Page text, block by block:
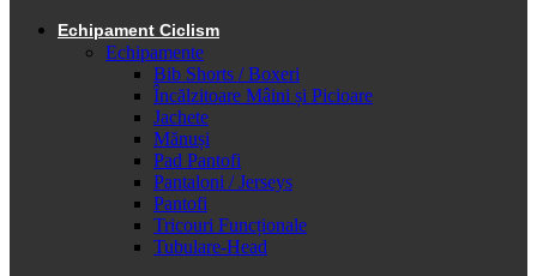
Echipament Ciclism
Echipamente
Bib Shorts / Boxeri
Încălzitoare Mâini și Picioare
Jachete
Mănuși
Pad Pantofi
Pantaloni / Jerseys
Pantofi
Tricouri Funcționale
Tubulare-Head